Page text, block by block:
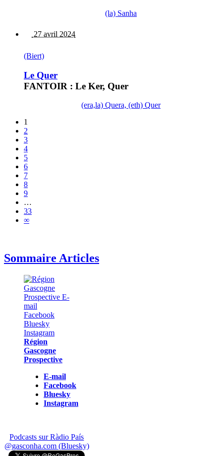
(la) Sanha
27 avril 2024
(Biert)
Le Quer
FANTOIR : Le Ker, Quer
(era,la) Quera, (eth) Quer
1
2
3
4
5
6
7
8
9
…
33
∞
Sommaire Articles
Région
Gascogne
Prospective
E-mail
Facebook
Bluesky
Instagram
Podcasts sur Ràdio País
@gasconha.com (Bluesky)